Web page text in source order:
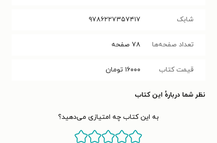
شابک ۹۷۸۶۲۲۷۳۵۷۴۱۷
تعداد صفحه‌ها ۷۸ صفحه
قیمت کتاب ۱۶۰۰۰ تومان
نظر شما دربارهٔ این کتاب
به این کتاب چه امتیازی می‌دهید؟